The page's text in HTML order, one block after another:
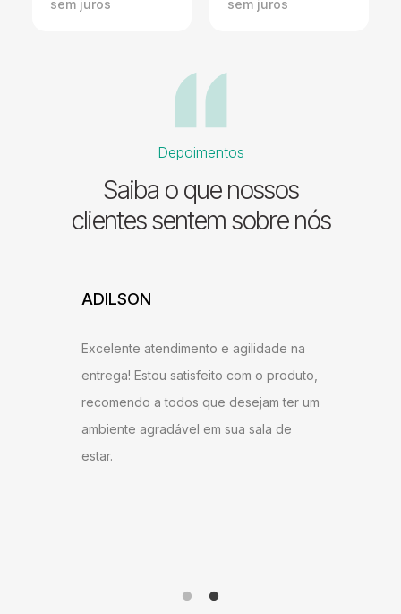
Depoimentos
Saiba o que nossos
clientes sentem sobre nós
ADILSON
Excelente atendimento e agilidade na
entrega! Estou satisfeito com o produto,
recomendo a todos que desejam ter um
ambiente agradável em sua sala de
estar.